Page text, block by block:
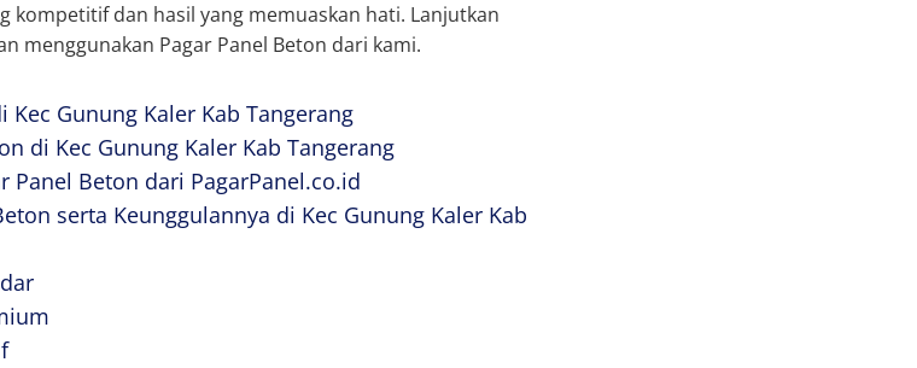
kompetitif dan hasil yang memuaskan hati. Lanjutkan
menggunakan Pagar Panel Beton dari kami.
Gunung Kaler Kab Tangerang
di Kec Gunung Kaler Kab Tangerang
Panel Beton dari PagarPanel.co.id
serta Keunggulannya di Kec Gunung Kaler Kab